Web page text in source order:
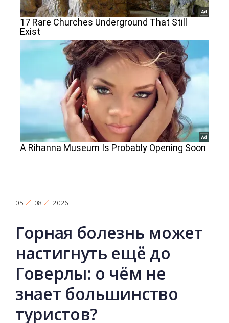
05 08 2026
Горная болезнь может
настигнуть ещё до
Говерлы: о чём не
знает большинство
туристов?